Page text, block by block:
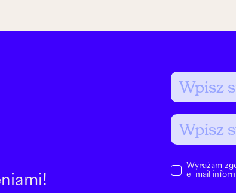
Wyrażam
e-mail